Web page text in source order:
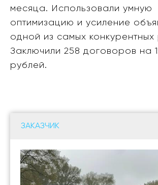
месяца. Использовали умную
оптимизацию и усиление
одной из самых конкурентных
Заключили 258 договоров на
рублей.